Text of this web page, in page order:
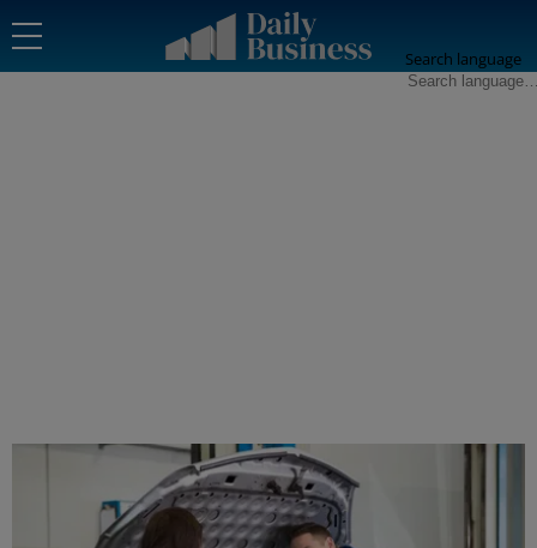
Search language